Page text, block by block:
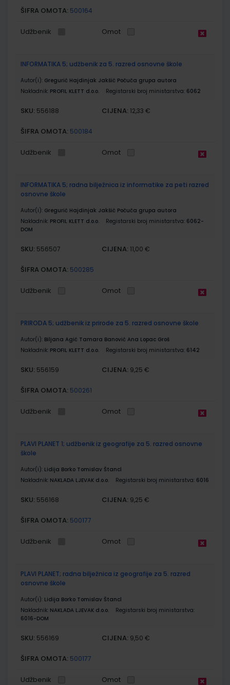
ŠIFRA OMOTA: 500164
Udžbenik Omot
INFORMATIKA 5; udžbenik za 5. razred osnovne škole
Autor(i): Gregurić Hajdinjak Jakšić Počuča grupa autora
Nakladnik: PROFIL KLETT d.o.o. Registarski broj ministarstva: 6062
SKU: 556188 CIJENA: 12,33 €
ŠIFRA OMOTA: 500184
Udžbenik Omot
INFORMATIKA 5; radna bilježnica iz informatike za peti razred
osnovne škole
Autor(i): Gregurić Hajdinjak Jakšić Počuča grupa autora
Nakladnik: PROFIL KLETT d.o.o. Registarski broj ministarstva: 6062-
DOM
SKU: 556507 CIJENA: 11,00 €
ŠIFRA OMOTA: 500285
Udžbenik Omot
PRIRODA 5; udžbenik iz prirode za 5. razred osnovne škole
Autor(i): Biljana Agić Tamara Banović Ana Lopac Groš
Nakladnik: PROFIL KLETT d.o.o. Registarski broj ministarstva: 6142
SKU: 556159 CIJENA: 9,25 €
ŠIFRA OMOTA: 500261
Udžbenik Omot
PLAVI PLANET 1; udžbenik iz geografije za 5. razred osnovne
škole
Autor(i): Lidija Borko Tomislav Štancl
Nakladnik: NAKLADA LJEVAK d.o.o. Registarski broj ministarstva: 6016
SKU: 556168 CIJENA: 9,25 €
ŠIFRA OMOTA: 500177
Udžbenik Omot
PLAVI PLANET; radna bilježnica iz geografije za 5. razred
osnovne škole
Autor(i): Lidija Borko Tomislav Štancl
Nakladnik: NAKLADA LJEVAK d.o.o.
Registarski broj ministarstva:
6016-DOM
SKU: 556169 CIJENA: 9,50 €
ŠIFRA OMOTA: 500177
Udžbenik Omot